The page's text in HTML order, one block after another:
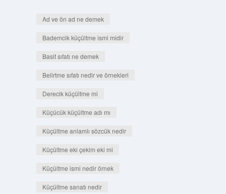
Ad ve ön ad ne demek
Bademcik küçültme ismi midir
Basit sıfatı ne demek
Belirtme sıfatı nedir ve örnekleri
Derecik küçültme mi
Küçücük küçültme adı mı
Küçültme anlamlı sözcük nedir
Küçültme eki çekim eki mi
Küçültme ismi nedir örnek
Küçültme sanatı nedir